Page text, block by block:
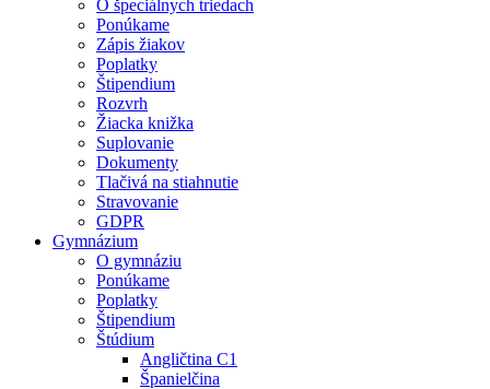
O špeciálnych triedach
Ponúkame
Zápis žiakov
Poplatky
Štipendium
Rozvrh
Žiacka knižka
Suplovanie
Dokumenty
Tlačivá na stiahnutie
Stravovanie
GDPR
Gymnázium
O gymnáziu
Ponúkame
Poplatky
Štipendium
Štúdium
Angličtina C1
Španielčina